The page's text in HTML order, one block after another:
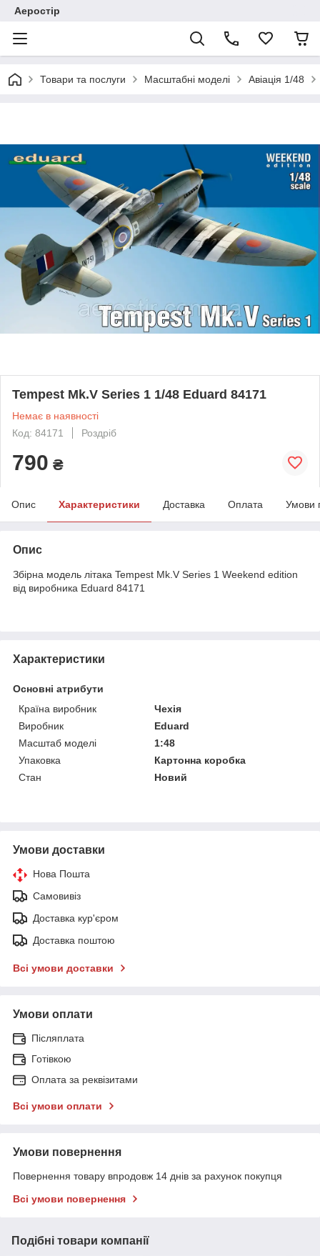
Аеростір
Товари та послуги Масштабні моделі Авіація 1/48
Tempest Mk.V Series 1 1/48 Eduard 84171
Немає в наявності
Код: 84171
Роздріб
790 ₴
Опис Характеристики Доставка Оплата Умови
Опис
Збірна модель літака Tempest Mk.V Series 1 Weekend edition
від виробника Eduard 84171
Характеристики
Основні атрибути
Країна виробник
Чехія
Виробник
Eduard
Масштаб моделі
1:48
Упаковка
Картонна коробка
Стан
Новий
Умови доставки
Нова Пошта
Самовивіз
Доставка кур'єром
Доставка поштою
Всі умови доставки
Умови оплати
Післяплата
Готівкою
Оплата за реквізитами
Всі умови оплати
Умови повернення
Повернення товару впродовж 14 днів за рахунок покупця
Всі умови повернення
Подібні товари компанії